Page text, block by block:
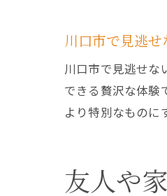
川口市で見逃
川口市で見逃せな
できる贅沢な体験
より特別なものに
友人や